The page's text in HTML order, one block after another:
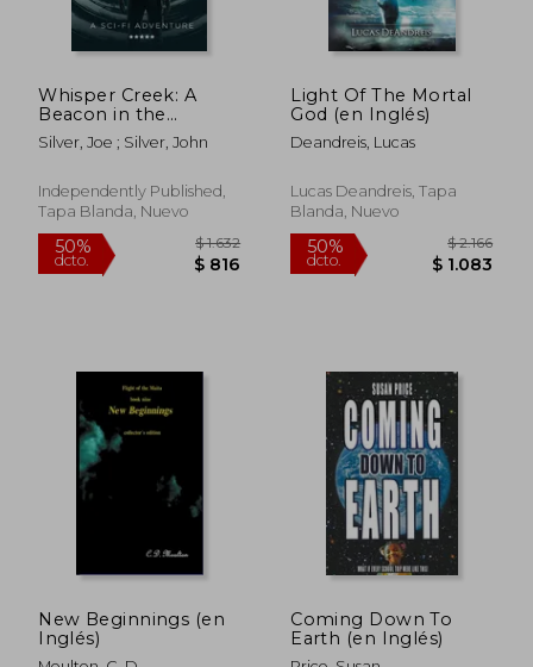
50%
dcto.
50%
dcto.
Whisper Creek: A
Beacon in the
Darkness: A Sci-Fi
Adventure (en Inglés)
Silver, Joe ; Silver, John
Independently Published,
Tapa Blanda, Nuevo
Light Of The Mortal
God (en Inglés)
Deandreis, Lucas
Lucas Deandreis, Tapa
Blanda, Nuevo
New Beginnings (en
Inglés)
Coming Down To
Earth (en Inglés)